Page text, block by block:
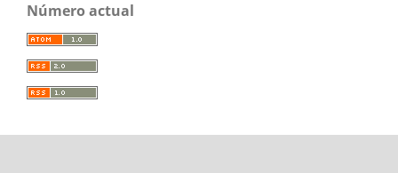
Número actual